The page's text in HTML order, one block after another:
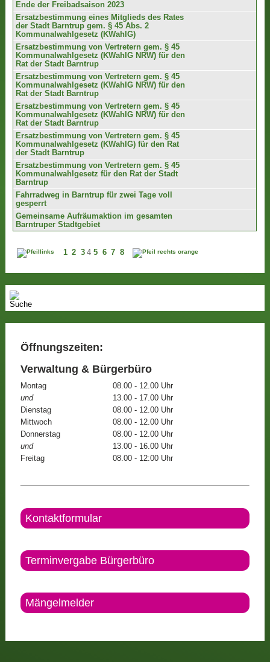
Ende der Freibadsaison 2023
Ersatzbestimmung eines Mitglieds des Rates
der Stadt Barntrup gem. § 45 Abs. 2
Kommunalwahlgesetz (KWahlG)
Ersatzbestimmung von Vertretern gem. § 45
Kommunalwahlgesetz (KWahlG NRW) für den
Rat der Stadt Barntrup
Ersatzbestimmung von Vertretern gem. § 45
Kommunalwahlgesetz (KWahlG NRW) für den
Rat der Stadt Barntrup
Ersatzbestimmung von Vertretern gem. § 45
Kommunalwahlgesetz (KWahlG NRW) für den
Rat der Stadt Barntrup
Ersatzbestimmung von Vertretern gem. § 45
Kommunalwahlgesetz (KWahlG) für den Rat
der Stadt Barntrup
Ersatzbestimmung von Vertretern gem. § 45
Kommunalwahlgesetz für den Rat der Stadt
Barntrup
Fahrradweg in Barntrup für zwei Tage voll
gesperrt
Gemeinsame Aufräumaktion im gesamten
Barntruper Stadtgebiet
1 2 3 4 5 6 7 8
Öffnungszeiten:
Verwaltung & Bürgerbüro
Montag
08.00 - 12.00 Uhr
und
13.00 - 17.00 Uhr
Dienstag
08.00 - 12.00 Uhr
Mittwoch
08.00 - 12.00 Uhr
Donnerstag
08.00 - 12.00 Uhr
und
13.00 - 16.00 Uhr
Freitag
08.00 - 12:00 Uhr
Kontaktformular
Terminvergabe Bürgerbüro
Mängelmelder